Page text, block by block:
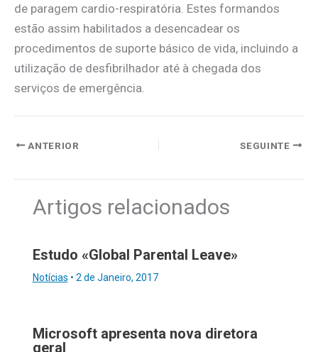
de paragem cardio-respiratória. Estes formandos
estão assim habilitados a desencadear os
procedimentos de suporte básico de vida, incluindo a
utilização de desfibrilhador até à chegada dos
serviços de emergência.
ANTERIOR SEGUINTE
Artigos relacionados
Estudo «Global Parental Leave»
Notícias • 2 de Janeiro, 2017
Microsoft apresenta nova diretora
geral